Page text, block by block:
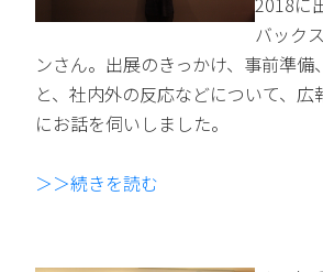
バック
ンさん。出展のきっかけ、事前準備
と、社内外の反応などについて、広
にお話を伺いしました。
＞＞続きを読む